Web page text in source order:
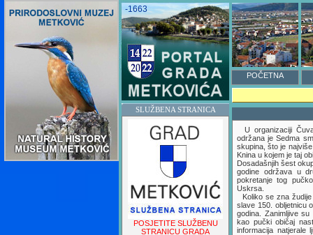
-1663
POČETNA
SLUŽBENA STRANICA
POSJETITE SLUŽBENU
STRANICU GRADA
U organizaciji
održana je Sedma
skupina, što je
Knina u kojem je taj
Dosadašnjih šest
godine održava u
pokretanje tog
Uskrsa.
Koliko se zna žudije
slave 150. obljetnicu
godina. Zanimljive
kao pučki običaj
informacija natjerale